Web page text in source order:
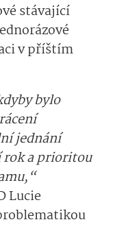
stávající
v příštím
bylo
jednání
a prioritou
Lucie